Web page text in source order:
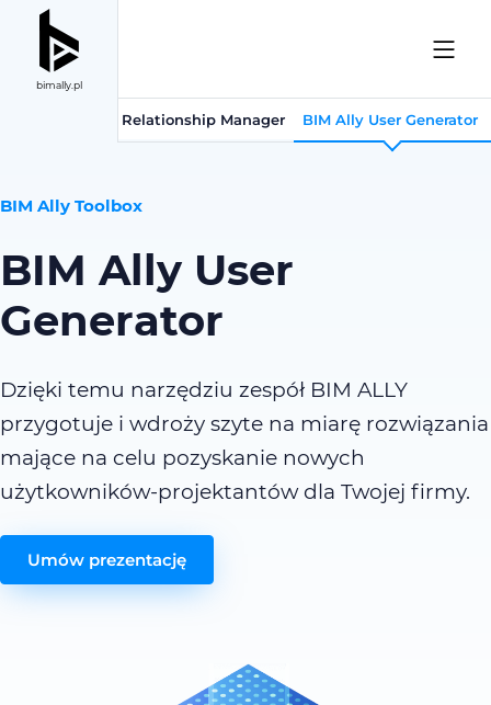
bimally.pl
BIM Ally Relationship Manager BIM Ally User Generator
BIM Ally Toolbox
BIM Ally User
Generator
Dzięki temu narzędziu zespół BIM ALLY
przygotuje i wdroży szyte na miarę rozwiązania
mające na celu pozyskanie nowych
użytkowników-projektantów dla Twojej firmy.
Umów prezentację